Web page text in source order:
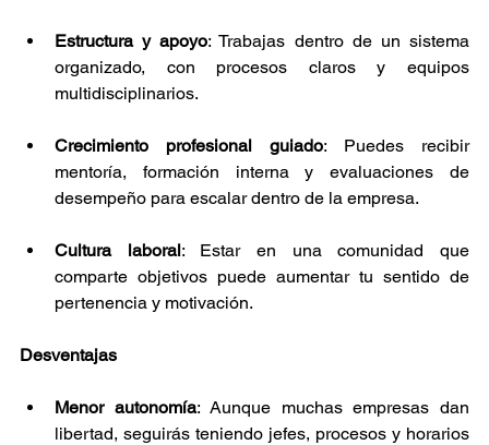
Estructura y apoyo: Trabajas dentro de un sistema
organizado, con procesos claros y equipos
multidisciplinarios.
Crecimiento profesional guiado: Puedes recibir
mentoría, formación interna y evaluaciones de
desempeño para escalar dentro de la empresa.
Cultura laboral: Estar en una comunidad que
comparte objetivos puede aumentar tu sentido de
pertenencia y motivación.
Desventajas
Menor autonomía: Aunque muchas empresas dan
libertad, seguirás teniendo jefes, procesos y horarios